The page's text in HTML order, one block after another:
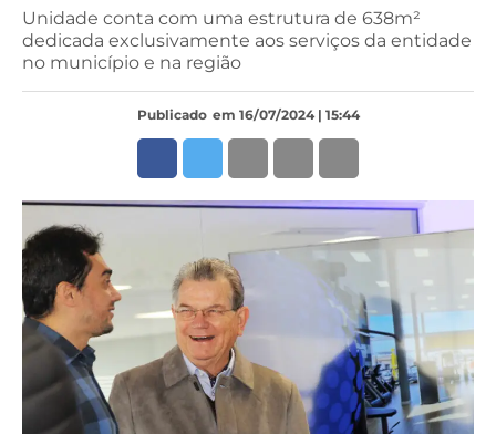
Unidade conta com uma estrutura de 638m²
dedicada exclusivamente aos serviços da entidade
no município e na região
Publicado em 16/07/2024 | 15:44